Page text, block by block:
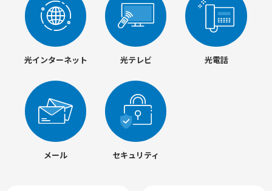
光インターネット 光テレビ 光電話
メール セキュリティ